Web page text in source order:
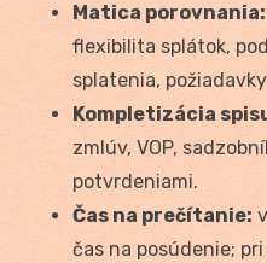
Matica porovnania:
flexibilita splátok,
splatenia,
Kompletizácia
zmlúv, VOP,
potvrdeniami.
Čas na prečítanie:
čas na posúdenie;